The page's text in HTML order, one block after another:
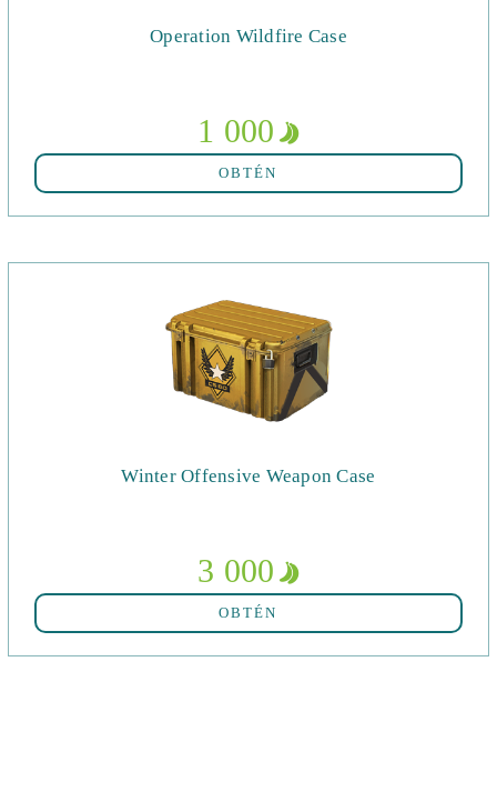
Operation Wildfire Case
1 000
OBTÉN
Winter Offensive Weapon Case
3 000
OBTÉN